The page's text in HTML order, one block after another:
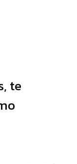
te